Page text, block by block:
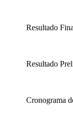
Resultado
Resultado
Cronograma